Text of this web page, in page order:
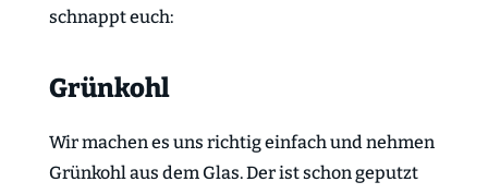
schnappt euch:
Grünkohl
Wir machen es uns richtig einfach und nehmen
Grünkohl aus dem Glas. Der ist schon geputzt